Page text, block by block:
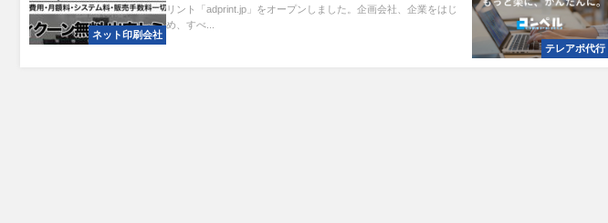
ネット印刷会社
リント「adprint.jp」をオープンしました。企画会社、企業をはじ
め、すべ...
テレアポ代行